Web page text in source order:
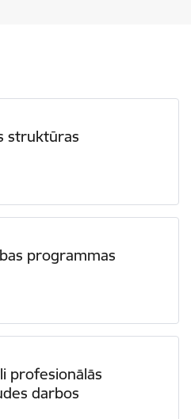
struktūras
programmas
profesionālās
darbos